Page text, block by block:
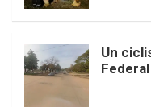
Un
Federal